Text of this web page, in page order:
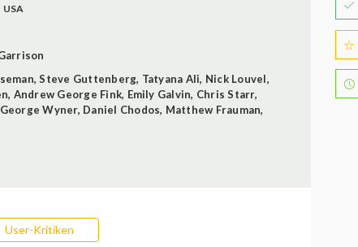
USA
,Steve Guttenberg, Tatyana Ali, Nick Louvel,
, Andrew George Fink, Emily Galvin, Chris Starr,
George Wyner, Daniel Chodos, Matthew Frauman,
User-Kritiken